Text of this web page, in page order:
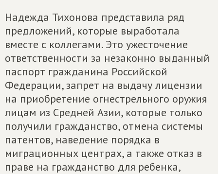
Надежда Тихонова представила ряд
предложений, которые выработала
вместе с коллегами. Это ужесточение
ответственности за незаконно выданный
паспорт гражданина Российской
Федерации, запрет на выдачу лицензии
на приобретение огнестрельного оружия
лицам из Средней Азии, которые только
получили гражданство, отмена системы
патентов, наведение порядка в
миграционных центрах, а также отказ в
праве на гражданство для ребенка,